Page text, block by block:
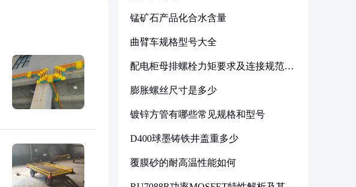
锰矿石产品化合水含量
曲臂车规格型号大全
配电柜母排螺栓力矩要求及连接规范详
膨胀螺丝尺寸是多少
镀锌方管有哪些常见规格和型号
D400球墨铸铁井盖重多少
覆膜砂的耐高温性能如何